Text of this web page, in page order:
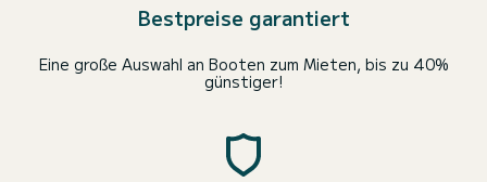
Bestpreise garantiert
Eine große Auswahl an Booten zum Mieten, bis zu 40%
günstiger!